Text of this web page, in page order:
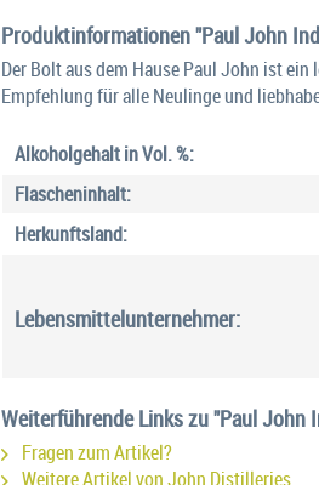
Produktinformationen "Paul John
Der Bolt aus dem Hause Paul John ist
Empfehlung für alle Neulinge und
Alkoholgehalt in Vol. %:
Flascheninhalt:
Herkunftsland:
Lebensmittelunternehmer:
Weiterführende Links zu "Paul John
Fragen zum Artikel?
Weitere Artikel von John Distilleries